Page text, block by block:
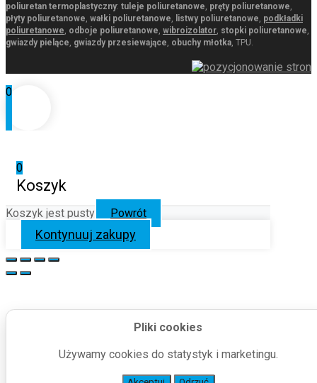
poliuretan termoplastyczny: tuleje poliuretanowe pręty poliuretanowe
płyty poliuretanowe wałki poliuretanowe listwy poliuretanowe podkładki
poliuretanowe odboje poliuretanowe wibroizolator stopki poliuretanowe
gwiazdy pielące gwiazdy przesiewające obuchy młotka , TPU.
Pliki cookies
Używamy cookies do statystyk i marketingu.
0
0
Koszyk
Koszyk jest pusty Powrót
Kontynuuj zakupy